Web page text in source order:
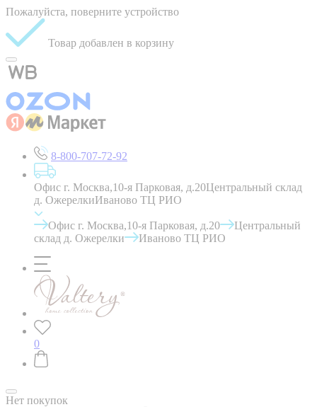
Пожалуйста, поверните устройство
Товар добавлен в корзину
8-800-707-72-92
Офис г. Москва,10-я Парковая, д.20Центральный склад
д. ОжерелкиИваново ТЦ РИО
Офис г. Москва,10-я Парковая, д.20
Центральный
склад д. Ожерелки
Иваново ТЦ РИО
0
Нет покупок